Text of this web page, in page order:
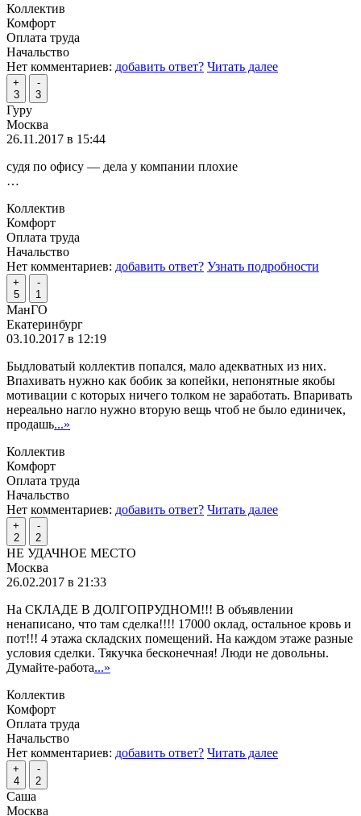
Коллектив
Комфорт
Оплата труда
Начальство
Нет комментариев: добавить ответ? Читать далее
+
3
-
3
Гуру
Москва
26.11.2017 в 15:44
судя по офису — дела у компании плохие
…
Коллектив
Комфорт
Оплата труда
Начальство
Нет комментариев: добавить ответ? Узнать подробности
+
5
-
1
МанГО
Екатеринбург
03.10.2017 в 12:19
Быдловатый коллектив попался, мало адекватных из них.
Впахивать нужно как бобик за копейки, непонятные якобы
мотивации с которых ничего толком не заработать. Впаривать
нереально нагло нужно вторую вещь чтоб не было единичек,
продашь...»
Коллектив
Комфорт
Оплата труда
Начальство
Нет комментариев: добавить ответ? Читать далее
+
2
-
2
НЕ УДАЧНОЕ МЕСТО
Москва
26.02.2017 в 21:33
На СКЛАДЕ В ДОЛГОПРУДНОМ!!! В объявлении
ненаписано, что там сделка!!!! 17000 оклад, остальное кровь и
пот!!! 4 этажа складских помещений. На каждом этаже разные
условия сделки. Тякучка бесконечная! Люди не довольны.
Думайте-работа...»
Коллектив
Комфорт
Оплата труда
Начальство
Нет комментариев: добавить ответ? Читать далее
+
4
-
2
Саша
Москва